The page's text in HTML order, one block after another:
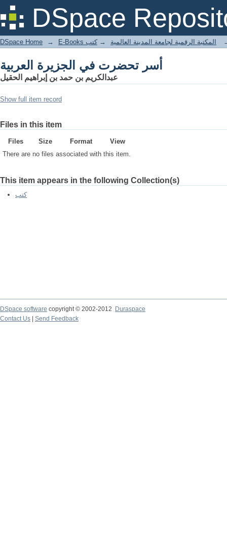
DSpace
أسر تحضرت في الجزيرة العربية
DSpace Home → E-Books المكتبة الرقمية لجامعة المدينة العالمية → كتب
أسر تحضرت في الجزيرة العربية
عبدالكريم بن حمد بن إبراهيم الحقيل
Show full item record
Files in this item
Files Size Format
View
There are no files associated with this item.
This item appears in the following Collection(s)
كتب
DSpace software copyright © 2002-2012
Duraspace
Contact Us
Send Feedback